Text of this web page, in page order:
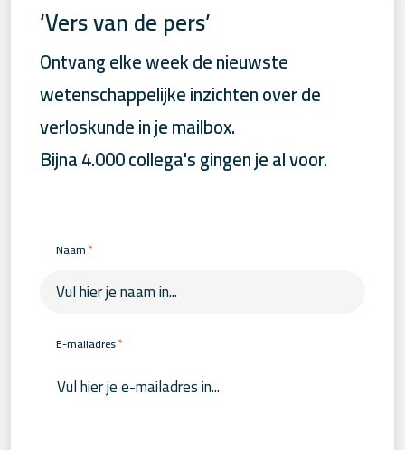
‘Vers van de pers’
Ontvang elke week de nieuwste
wetenschappelijke inzichten over de
verloskunde in je mailbox.
Bijna 4.000 collega's gingen je al voor.
Naam*
E-mailadres*